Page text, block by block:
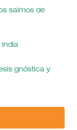
salmos de
India
gnóstica y